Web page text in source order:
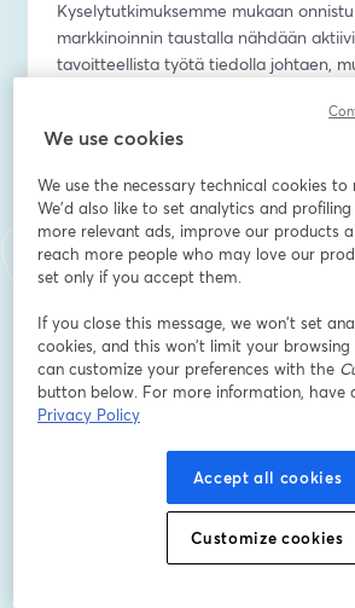
Kyselytutkimuksemme mukaan
markkinoinnin taustalla nähdään
tavoitteellista työtä tiedolla johtaen,
Tervetuloa mukaan webinaariin, jossa
- kyselytutkimuksen tuloksia, jotka
laadukkaan datan kerääminen,
jalostaminen ovat nykyaikaisen
onnistumisen ja liiketoiminnan kasvun
auttoivat suunnittelemaan
tehokkaammin ja vähentämään
parhaimmillaan lähes 50 %?
We use cookies
We use the necessary technical cookies
We'd also like to set analytics and
more relevant ads, improve our products
reach more people who may love our
set only if you accept them.
If you close this message, we won’t set
cookies, and this won’t limit your browsing
can customize your preferences with the
button below. For more information, have
Privacy Policy
Accept all cookies
Customize cookies